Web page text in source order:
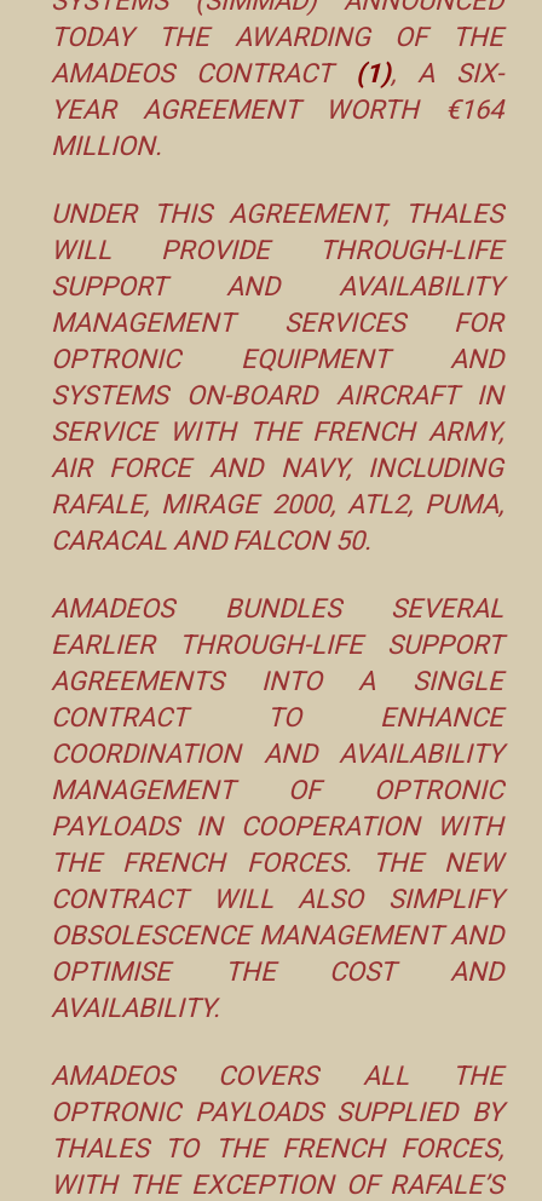
TODAY THE AWARDING OF THE
AMADEOS CONTRACT (1), A SIX-
YEAR AGREEMENT WORTH €164
MILLION.
UNDER THIS AGREEMENT, THALES
WILL PROVIDE THROUGH-LIFE
SUPPORT AND AVAILABILITY
MANAGEMENT SERVICES FOR
OPTRONIC EQUIPMENT AND
SYSTEMS ON-BOARD AIRCRAFT IN
SERVICE WITH THE FRENCH ARMY,
AIR FORCE AND NAVY, INCLUDING
RAFALE, MIRAGE 2000, ATL2, PUMA,
CARACAL AND FALCON 50.
AMADEOS BUNDLES SEVERAL
EARLIER THROUGH-LIFE SUPPORT
AGREEMENTS INTO A SINGLE
CONTRACT TO ENHANCE
COORDINATION AND AVAILABILITY
MANAGEMENT OF OPTRONIC
PAYLOADS IN COOPERATION WITH
THE FRENCH FORCES. THE NEW
CONTRACT WILL ALSO SIMPLIFY
OBSOLESCENCE MANAGEMENT AND
OPTIMISE THE COST AND
AVAILABILITY.
AMADEOS COVERS ALL THE
OPTRONIC PAYLOADS SUPPLIED BY
THALES TO THE FRENCH FORCES,
WITH THE EXCEPTION OF RAFALE’S